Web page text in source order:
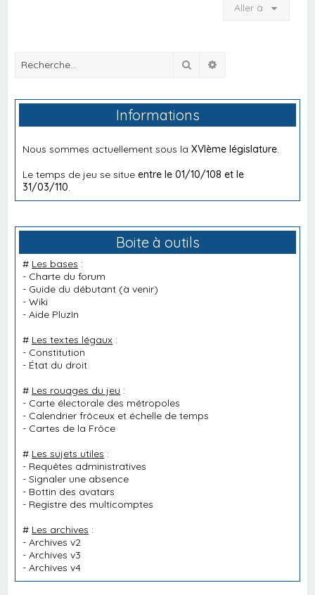
Aller à
Rechercher
Informations
Nous sommes actuellement sous laXVIème législature
Le temps de jeu se situeentre le 01/10/108 et le
31/03/110
Boite à outils
# Les bases :
- Charte du forum
- Guide du débutant (à venir)
-Wiki
-Aide PluzIn
# Les textes légaux :
- Constitution
- État du droit
# Les rouages du jeu :
- Carte électorale des métropoles
- Calendrier frôceux et échelle de temps
- Cartes de la Frôce
# Les sujets utiles :
- Requêtes administratives
-Signaler une absence
- Bottin des avatars
- Registre des multicomptes
# Les archives :
-Archives v2
-Archives v3
-Archives v4